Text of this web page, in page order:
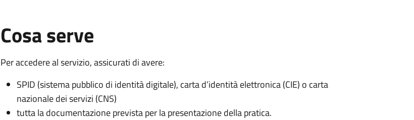
Cosa serve
Per accedere al servizio, assicurati di avere:
SPID (sistema pubblico di identità digitale), carta d’identità elettronica (CIE) o carta
nazionale dei servizi (CNS)
tutta la documentazione prevista per la presentazione della pratica.